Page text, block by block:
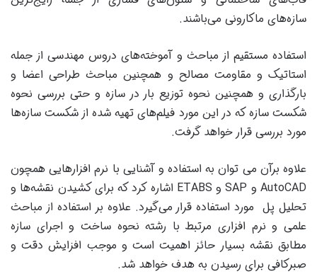
سازه‌های ماکارونی می‌باشند.
استفاده مستقیم از مباحث و آموخته‌های دروس مهندسی از جمله
استاتیک و مقاومت مصالح و همچنین مباحث طراحی اعضا و
بارگذاری و همچنین نحوه توزیع بار در سازه و حتی بررسی نحوه
شکست سازه که در این مورد فیلم‌های تهیه شده از شکست سازه‌ها
مورد بررسی قرار خواهد گرفت.
علاوه برآن می توان به استفاده و آشنایی با نرم افزارهایی همچون
AutoCAD و SAP و ETABS اشاره کرد که برای کشیدن نقشه‌ها و
تحلیل پل مورد استفاده قرار می‌گیرد. علاوه بر استفاده از مباحث
علمی و نرم افزاری مرتبط با رشته نحوه ساخت و اجرای سازه
مطابق نقشه بسیار حائز اهمیت است و موجب افزایش دقت و
صبرکافی برای رسیدن به هدف خواهد شد.